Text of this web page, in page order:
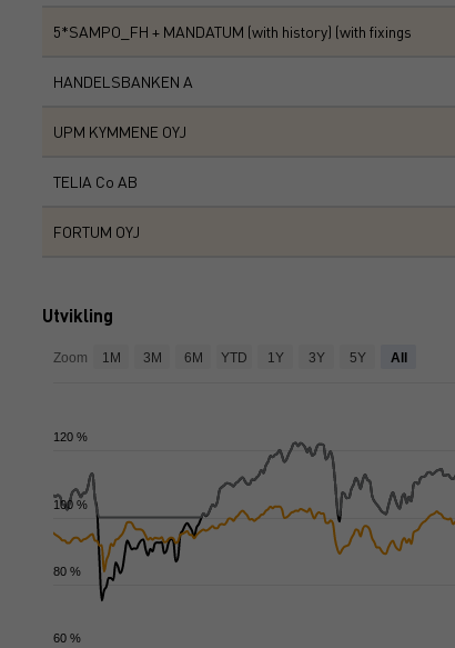
5*SAMPO_FH + MANDATUM (with history) (with fixings
HANDELSBANKEN A
UPM KYMMENE OYJ
TELIA Co AB
FORTUM OYJ
Utvikling
80 %
100 %
120 %
60 %
Zoom 1M 3M 6M YTD 1Y 3Y 5Y All